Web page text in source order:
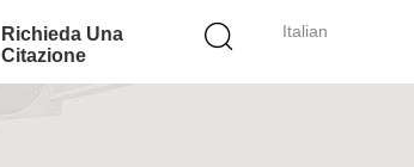
Italian
Richieda Una
Citazione